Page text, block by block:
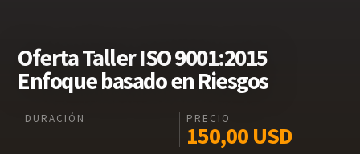
Oferta Taller ISO 9001:2015
Enfoque basado en Riesgos
DURACIÓN PRECIO
150,00USD